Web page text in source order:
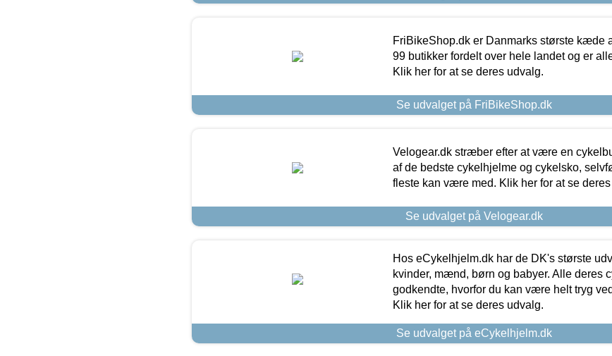
FriBikeShop.dk er Danmarks største kæde
99 butikker fordelt over hele landet og er
Klik her for at se deres udvalg.
Se udvalget på FriBikeShop.dk
Velogear.dk stræber efter at være en
af de bedste cykelhjelme og cykelsko,
fleste kan være med. Klik her for at se
Se udvalget på Velogear.dk
Hos eCykelhjelm.dk har de DK's største
kvinder, mænd, børn og babyer. Alle deres
godkendte, hvorfor du kan være helt tryg
Klik her for at se deres udvalg.
Se udvalget på eCykelhjelm.dk